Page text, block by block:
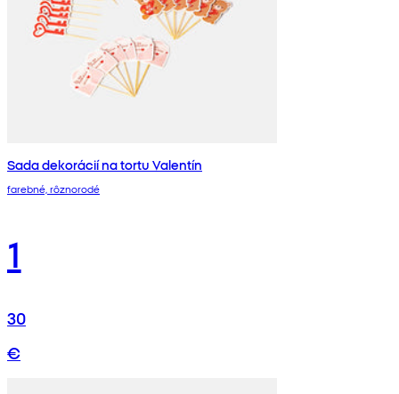
Sada dekorácií na tortu Valentín
farebné, rôznorodé
1
30
€